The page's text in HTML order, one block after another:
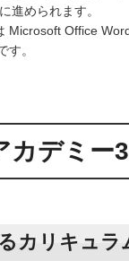
進められます。
Office
す。
カデミー
カリキュラ